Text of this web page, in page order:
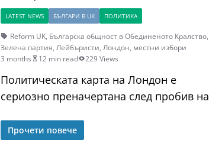
LATEST NEWS БЪЛГАРИ В UK ПОЛИТИКА
Reform UK, Българска общност в Обединеното Кралство,
Зелена партия,Лейбъристи,Лондон, местни избори
3 months
12 min read 229 Views
Политическата карта на Лондон е
сериозно преначертана след пробив на
Прочети повече